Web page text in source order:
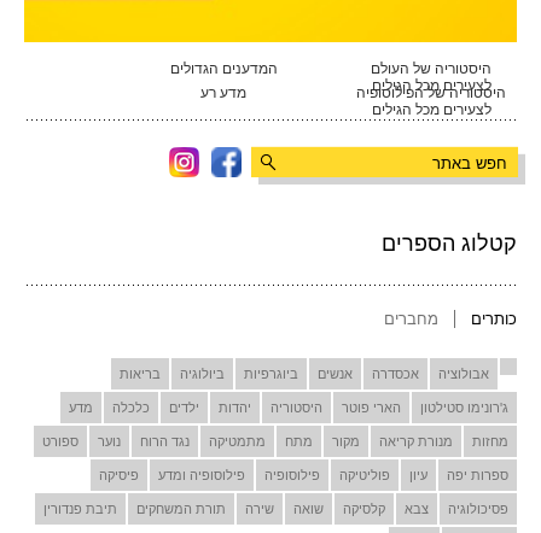
קטלוג הספרים
כותרים מחברים
אבולוציה אכסדרה אנשים ביוגרפיות ביולוגיה בריאות
ג'רונימו סטילטון הארי פוטר היסטוריה יהדות ילדים כלכלה מדע
מחזות מנורת קריאה מקור מתח מתמטיקה נגד הרוח נוער ספורט
ספרות יפה עיון פוליטיקה פילוסופיה פילוסופיה ומדע פיסיקה
פסיכולוגיה צבא קלסיקה שואה שירה תורת המשחקים תיבת פנדורין
היסטוריה של העולם
לצעירים מכל הגילים
המדענים הגדולים
היסטוריה של הפילוסופיה
לצעירים מכל הגילים
מדע רע